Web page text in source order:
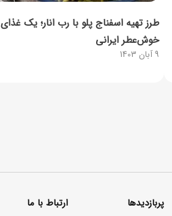
9 آبان 1403
طرز تهیه اسفناج پلو با رب انار؛ یک غذای
خوش‌عطر ایرانی
پربازدیدها ارتباط با ما